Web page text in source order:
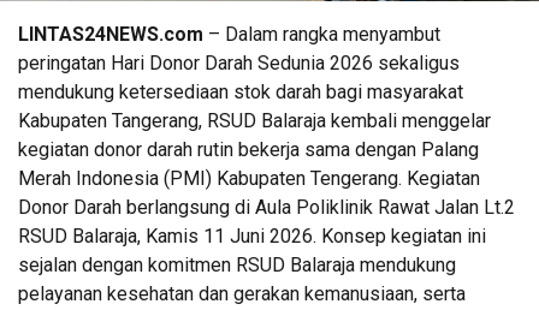
LINTAS24NEWS.com – Dalam rangka menyambut
peringatan Hari Donor Darah Sedunia 2026 sekaligus
mendukung ketersediaan stok darah bagi masyarakat
Kabupaten Tangerang, RSUD Balaraja kembali menggelar
kegiatan donor darah rutin bekerja sama dengan Palang
Merah Indonesia (PMI) Kabupaten Tengerang. Kegiatan
Donor Darah berlangsung di Aula Poliklinik Rawat Jalan Lt.2
RSUD Balaraja, Kamis 11 Juni 2026. Konsep kegiatan ini
sejalan dengan komitmen RSUD Balaraja mendukung
pelayanan kesehatan dan gerakan kemanusiaan, serta